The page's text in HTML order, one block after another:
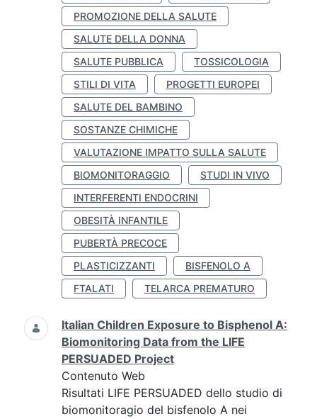
PROMOZIONE DELLA SALUTE
SALUTE DELLA DONNA
SALUTE PUBBLICA
TOSSICOLOGIA
STILI DI VITA
PROGETTI EUROPEI
SALUTE DEL BAMBINO
SOSTANZE CHIMICHE
VALUTAZIONE IMPATTO SULLA SALUTE
BIOMONITORAGGIO
STUDI IN VIVO
INTERFERENTI ENDOCRINI
OBESITÀ INFANTILE
PUBERTÀ PRECOCE
PLASTICIZZANTI
BISFENOLO A
FTALATI
TELARCA PREMATURO
Italian Children Exposure to Bisphenol A:
Biomonitoring Data from the LIFE
PERSUADED Project
Contenuto Web
Risultati LIFE PERSUADED dello studio di
biomonitoragio del bisfenolo A nei